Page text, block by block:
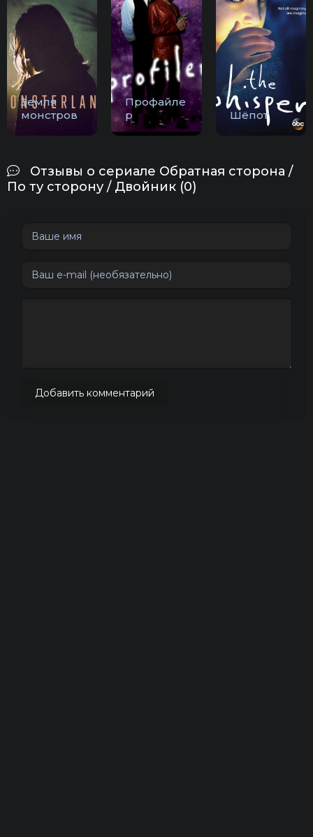
Земля
монстров
Профайле
р
Шёпот
Отзывы о сериале Обратная сторона /
По ту сторону / Двойник (0)
Добавить комментарий